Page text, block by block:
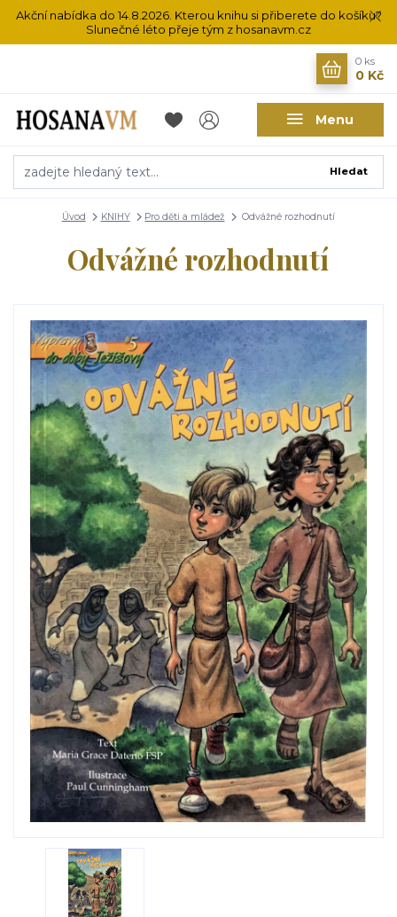
Akční nabídka do 14.8.2026. Kterou knihu si přiberete do košíku?
Slunečné léto přeje tým z hosanavm.cz
Menu
Hledat
0 ks
0 Kč
Úvod KNIHY Pro děti a mládež Odvážné rozhodnutí
Odvážné rozhodnutí